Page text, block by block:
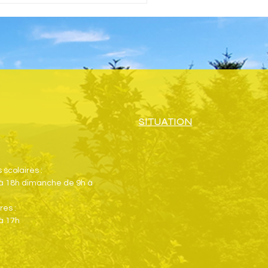
scolaires :
18h dimanche de 9h à
:
17h
SITUATION